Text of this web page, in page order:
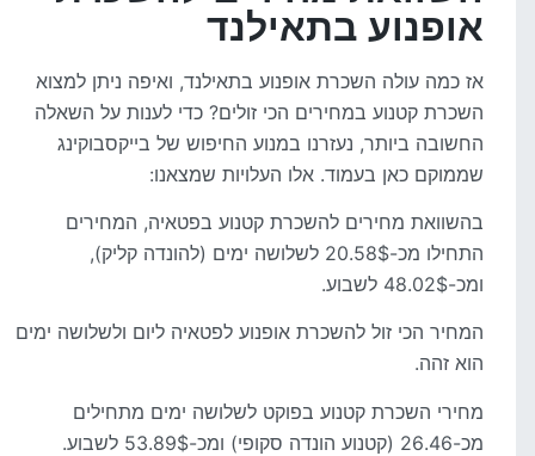
אופנוע בתאילנד
אז כמה עולה השכרת אופנוע בתאילנד, ואיפה ניתן למצוא
השכרת קטנוע במחירים הכי זולים? כדי לענות על השאלה
החשובה ביותר, נעזרנו במנוע החיפוש של בייקסבוקינג
שממוקם כאן בעמוד. אלו העלויות שמצאנו:
בהשוואת מחירים להשכרת קטנוע בפטאיה, המחירים
התחילו מכ-20.58$ לשלושה ימים (להונדה קליק),
ומכ-48.02$ לשבוע.
המחיר הכי זול להשכרת אופנוע לפטאיה ליום ולשלושה ימים
הוא זהה.
מחירי השכרת קטנוע בפוקט לשלושה ימים מתחילים
מכ-26.46 (קטנוע הונדה סקופי) ומכ-53.89$ לשבוע.